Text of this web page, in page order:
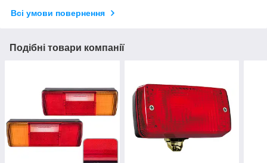
Всі умови повернення
Подібні товари компанії